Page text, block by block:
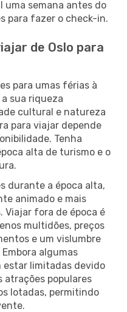
uma semana antes do
para fazer o check-in.
de Oslo para
para umas férias à
sua riqueza
cultural e natureza
para viajar depende
Tenha
alta de turismo e o
durante a época alta,
animado e mais
fora de época é
multidões, preços
e um vislumbre
algumas
estar limitadas devido
atrações populares
lotadas, permitindo